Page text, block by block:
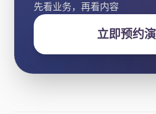
先看业务，再看内容
立即预约